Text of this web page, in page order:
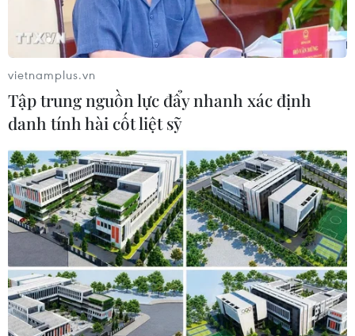
Những màn trình diễn đa sắc màu của Đại Nhạc hội La
Habana 500 năm. (Ảnh: Lê Hà/TTXVN)
vietnamplus.vn
Tập trung nguồn lực đẩy nhanh xác định
danh tính hài cốt liệt sỹ